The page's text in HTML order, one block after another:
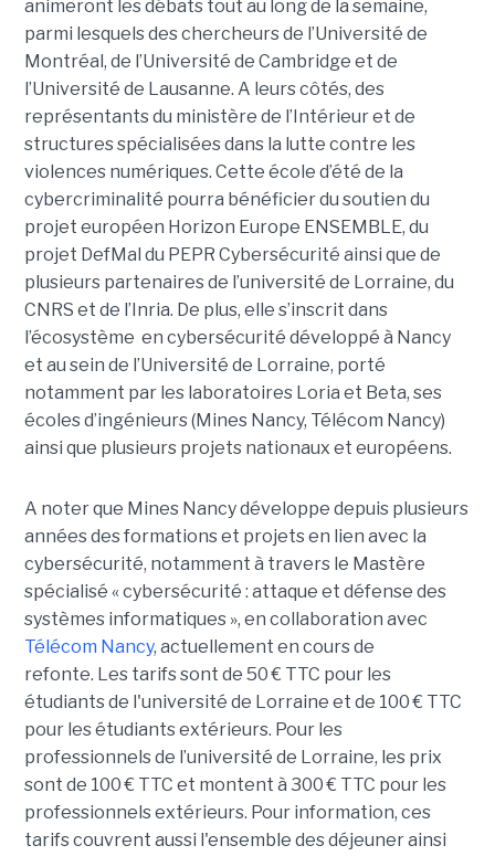
animeront les débats tout au long de la semaine,
parmi lesquels des chercheurs de l’Université de
Montréal, de l’Université de Cambridge et de
l’Université de Lausanne. A leurs côtés, des
représentants du ministère de l’Intérieur et de
structures spécialisées dans la lutte contre les
violences numériques. Cette école d’été de la
cybercriminalité pourra bénéficier du soutien du
projet européen Horizon Europe ENSEMBLE, du
projet DefMal du PEPR Cybersécurité ainsi que de
plusieurs partenaires de l’université de Lorraine, du
CNRS et de l’Inria. De plus, elle s’inscrit dans
l’écosystème en cybersécurité développé à Nancy
et au sein de l’Université de Lorraine, porté
notamment par les laboratoires Loria et Beta, ses
écoles d’ingénieurs (Mines Nancy, Télécom Nancy)
ainsi que plusieurs projets nationaux et européens.
A noter que Mines Nancy développe depuis plusieurs
années des formations et projets en lien avec la
cybersécurité, notamment à travers le Mastère
spécialisé « cybersécurité : attaque et défense des
systèmes informatiques », en collaboration avec
Télécom Nancy, actuellement en cours de
refonte. Les tarifs sont de 50 € TTC pour les
étudiants de l'université de Lorraine et de 100 € TTC
pour les étudiants extérieurs. Pour les
professionnels de l’université de Lorraine, les prix
sont de 100 € TTC et montent à 300 € TTC pour les
professionnels extérieurs. Pour information, ces
tarifs couvrent aussi l'ensemble des déjeuner ainsi